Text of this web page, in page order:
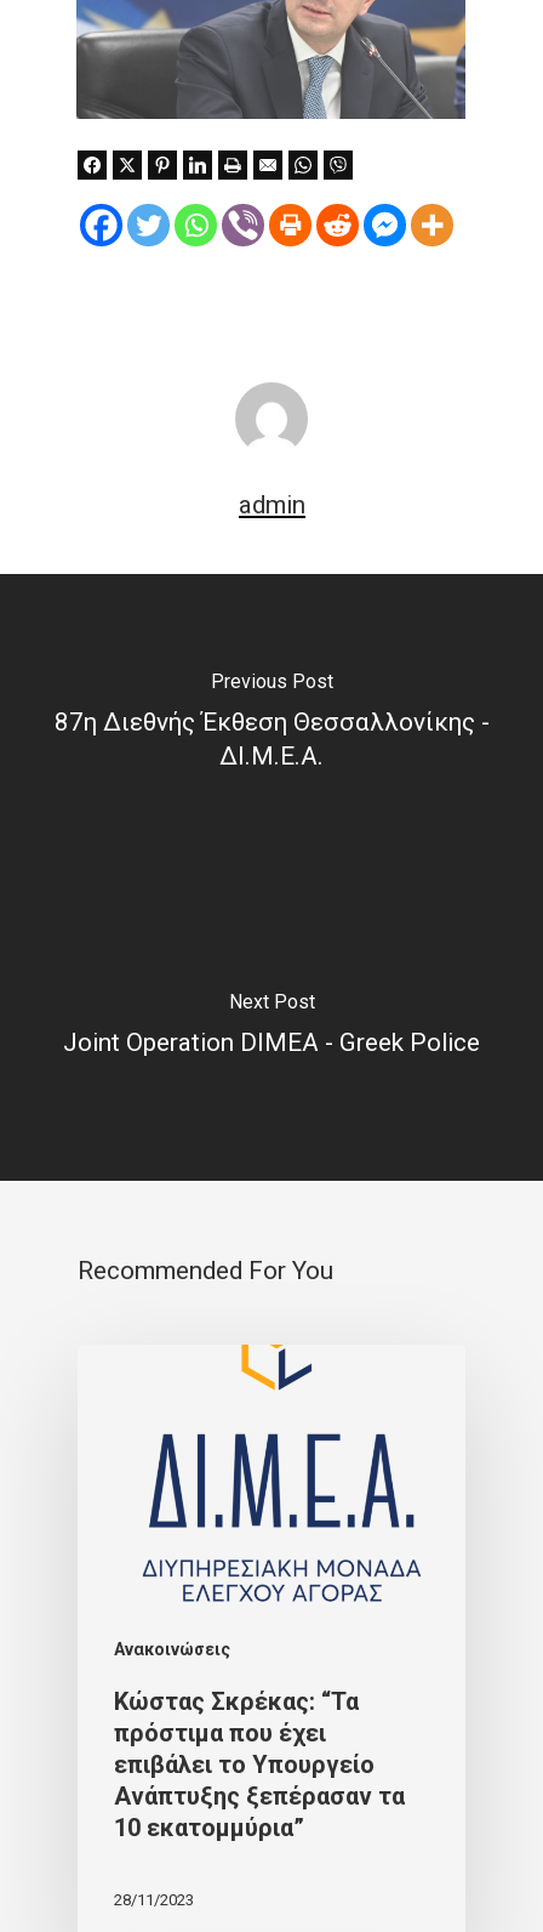
admin
Previous Post
87η Διεθνής Έκθεση Θεσσαλλονίκης -
ΔΙ.Μ.Ε.Α.
Next Post
Joint Operation DIMEA - Greek Police
Recommended For You
Ανακοινώσεις
Κώστας Σκρέκας: “Τα
πρόστιμα που έχει
επιβάλει το Υπουργείο
Ανάπτυξης ξεπέρασαν τα
10 εκατομμύρια”
28/11/2023